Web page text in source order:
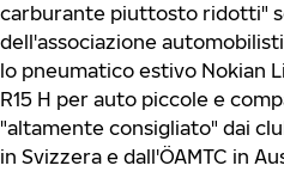
carburante piuttosto ridotti"
dell'associazione
lo pneumatico estivo Nokian
R15 H per auto piccole e
"altamente consigliato" dai
in Svizzera e dall'ÖAMTC in